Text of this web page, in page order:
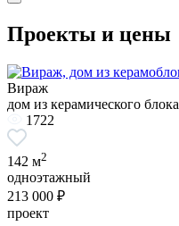
Проекты и цены
Вираж
дом из керамического блока
1722
142 м2
одноэтажный
213 000 ₽
проект